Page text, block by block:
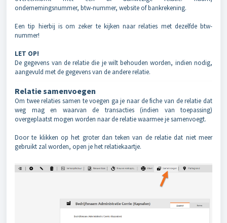
ondernemingsnummer, btw-nummer, website of bankrekening.
Een tip hierbij is om zeker te kijken naar relaties met dezelfde btw-
nummer!
LET OP!
De gegevens van de relatie die je wilt behouden worden, indien nodig,
aangevuld met de gegevens van de andere relatie.
Relatie samenvoegen
Om twee relaties samen te voegen ga je naar de fiche van de relatie dat
weg mag en waarvan de transacties (indien van toepassing)
overgeplaatst mogen worden naar de relatie waarmee je samenvoegt.
Door te klikken op het groter dan teken van de relatie dat niet meer
gebruikt zal worden, open je het relatiekaartje.